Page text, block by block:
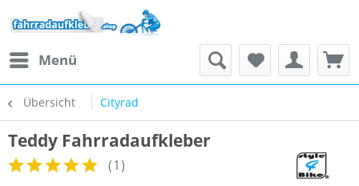
Menü
Übersicht Cityrad
Teddy Fahrradaufkleber
(1)